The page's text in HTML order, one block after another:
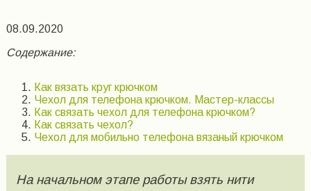
08.09.2020
Содержание:
Как вязать круг крючком
Чехол для телефона крючком. Мастер-классы
Как связать чехол для телефона крючком?
Как связать чехол?
Чехол для мобильно телефона вязаный крючком
На начальном этапе работы взять нити